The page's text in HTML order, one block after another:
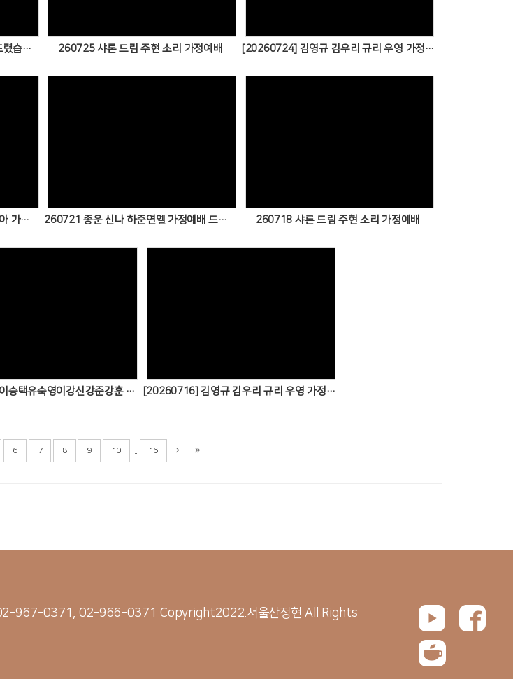
종운 신나 준연엘 휴가중 가정예배 드렸습니다. 260725 샤론 드림 주현 소리 가정예배 [20260724] 김영규 김우리 규리 우영 가정예배
260721 손병호 신진선 손어진 손로아 가정예배 260721 종운 신나 하준연엘 가정예배 드렸습니다. 260718 샤론 드림 주현 소리 가정예배
20260711_이승택유숙영이강신강준강훈 가정예배 [20260716] 김영규 김우리 규리 우영 가정예배
6 7 8 9 10 16
967-0371, 02-966-0371Copyright2022.서울산정현 All Rights